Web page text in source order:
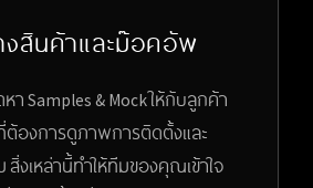
สินค้าและม๊อคอัพ
า Samples & Mock ให้กับลูกค้า
ต้องการดูภาพการติดตั้งและ
งเหล่านี้ทำให้ทีมของคุณเข้าใจ